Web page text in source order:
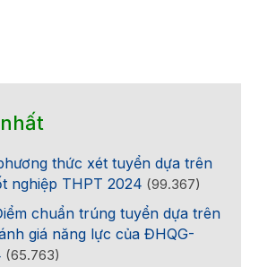
thức xét tuyển dựa trên
nghiệp THPT 2024 (99.367)
chuẩn trúng tuyển dựa trên
giá năng lực của ĐHQG-
(65.763)